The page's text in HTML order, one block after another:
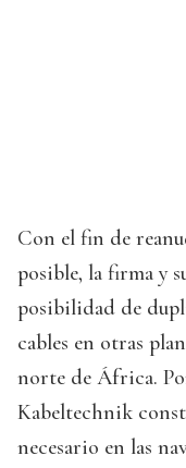
Con el fin de
posible, la firma y
posibilidad de
cables en otras
norte de África.
Kabeltechnik
necesario en las